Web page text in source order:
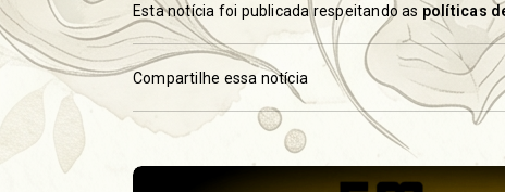
Esta notícia foi publicada respeitando as políticas
Compartilhe essa notícia